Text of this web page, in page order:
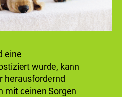
eine
wurde, kann
herausfordernd
mit deinen Sorgen